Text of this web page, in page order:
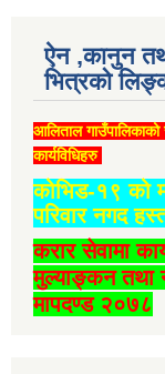
ऐन ,कानुन
भित्रको
आलिताल
कार्यविधिहरु
कोभिड-१९ को
परिवार नगद
करार सेवामा
मुल्याङ्कन तथा
मापदण्ड २०७८